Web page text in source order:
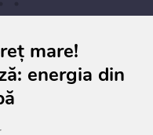
mare!
energia din